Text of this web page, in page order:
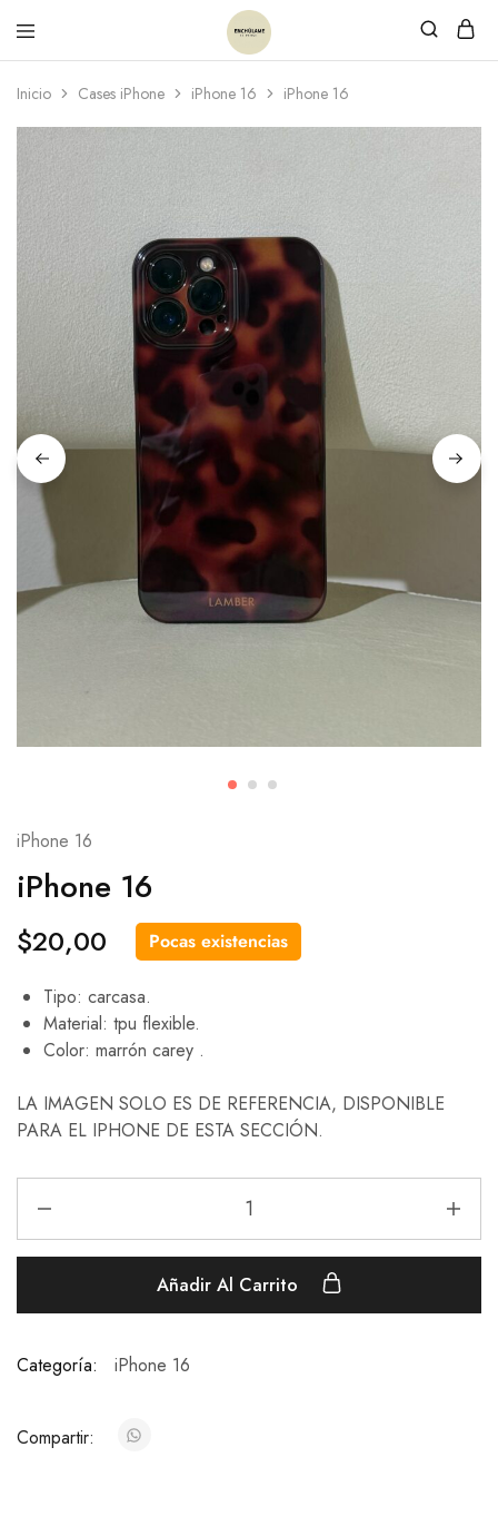
Inicio Cases iPhone iPhone 16 iPhone 16
iPhone 16
iPhone 16
$20,00 Pocas existencias
Tipo: carcasa.
Material: tpu flexible.
Color: marrón carey .
LA IMAGEN SOLO ES DE REFERENCIA, DISPONIBLE
PARA EL IPHONE DE ESTA SECCIÓN.
Añadir Al Carrito
Categoría: iPhone 16
Compartir: